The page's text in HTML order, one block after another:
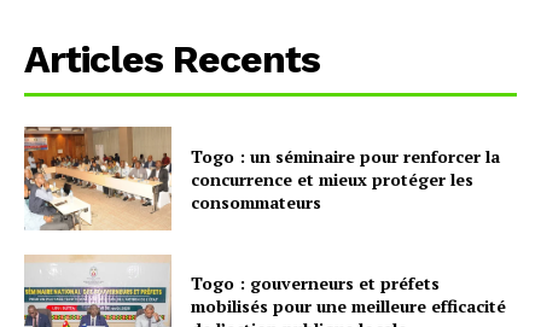
Articles Recents
Togo : un séminaire pour renforcer la
concurrence et mieux protéger les
consommateurs
Togo : gouverneurs et préfets
mobilisés pour une meilleure efficacité